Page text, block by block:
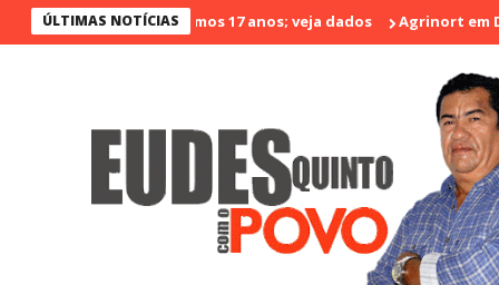
ÚLTIMAS NOTÍCIAS
violento nos últimos 17 anos; veja dados Agrinort em